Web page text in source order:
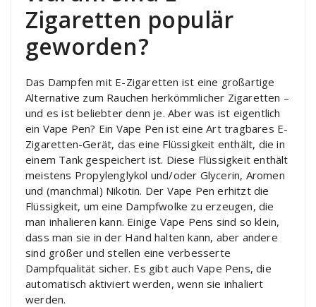
Zigaretten populär
geworden?
Das Dampfen mit E-Zigaretten ist eine großartige
Alternative zum Rauchen herkömmlicher Zigaretten –
und es ist beliebter denn je. Aber was ist eigentlich
ein Vape Pen? Ein Vape Pen ist eine Art tragbares E-
Zigaretten-Gerät, das eine Flüssigkeit enthält, die in
einem Tank gespeichert ist. Diese Flüssigkeit enthält
meistens Propylenglykol und/oder Glycerin, Aromen
und (manchmal) Nikotin. Der Vape Pen erhitzt die
Flüssigkeit, um eine Dampfwolke zu erzeugen, die
man inhalieren kann. Einige Vape Pens sind so klein,
dass man sie in der Hand halten kann, aber andere
sind größer und stellen eine verbesserte
Dampfqualität sicher. Es gibt auch Vape Pens, die
automatisch aktiviert werden, wenn sie inhaliert
werden.